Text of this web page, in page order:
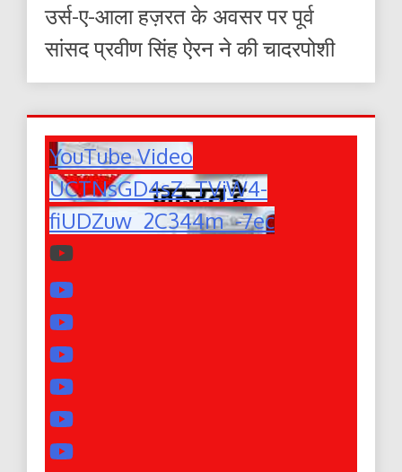
उर्स-ए-आला हज़रत के अवसर पर पूर्व
सांसद प्रवीण सिंह ऐरन ने की चादरपोशी
YouTube Video
UCTNsGD4sZ_TVjW4-
fiUDZuw_2C344m_-7ec